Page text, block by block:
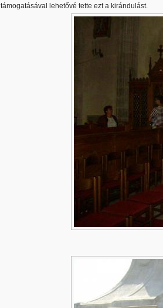
támogatásával lehetővé tette ezt a kirándulást.